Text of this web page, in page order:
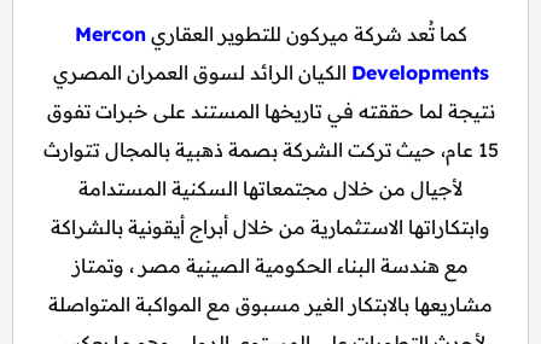
كما تُعد شركة ميركون للتطوير العقاريMercon
Developments الكيان الرائد لسوق العمران المصري
نتيجة لما حققته في تاريخها المستند على خبرات تفوق
15 عام، حيث تركت الشركة بصمة ذهبية بالمجال تتوارث
لأجيال من خلال مجتمعاتها السكنية المستدامة
وابتكاراتها الاستثمارية من خلال أبراج أيقونية بالشراكة
مع هندسة البناء الحكومية الصينية مصر ، وتمتاز
مشاريعها بالابتكار الغير مسبوق مع المواكبة المتواصلة